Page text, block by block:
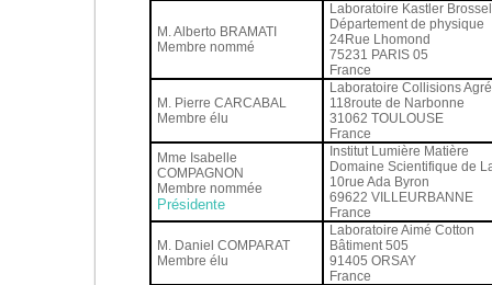
M. Alberto BRAMATI
Membre nommé
Laboratoire Kastler Brossel
Département de physique
24Rue Lhomond
75231 PARIS 05
France
M. Pierre CARCABAL
Membre élu
Laboratoire Collisions
118route de Narbonne
31062 TOULOUSE
France
Mme Isabelle
COMPAGNON
Membre nommée
Présidente
Institut Lumière Matière
Domaine Scientifique de
10rue Ada Byron
69622 VILLEURBANNE
France
M. Daniel COMPARAT
Membre élu
Laboratoire Aimé Cotton
Bâtiment 505
91405 ORSAY
France